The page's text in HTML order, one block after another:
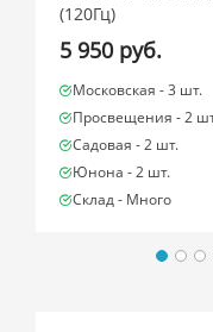
(120Гц)
5 950 руб.
Московская -3 шт.
Просвещения -2
Садовая -2 шт.
Юнона -2 шт.
Склад - Много